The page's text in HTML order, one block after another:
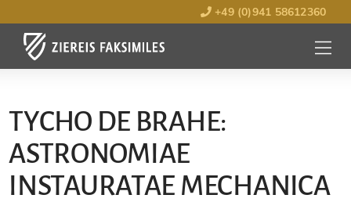
+49 (0)941 58612360
MENÜ
TYCHO DE BRAHE:
ASTRONOMIAE
INSTAURATAE MECHANICA